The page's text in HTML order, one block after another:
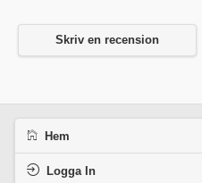
Skriv en recension
Hem
Logga In